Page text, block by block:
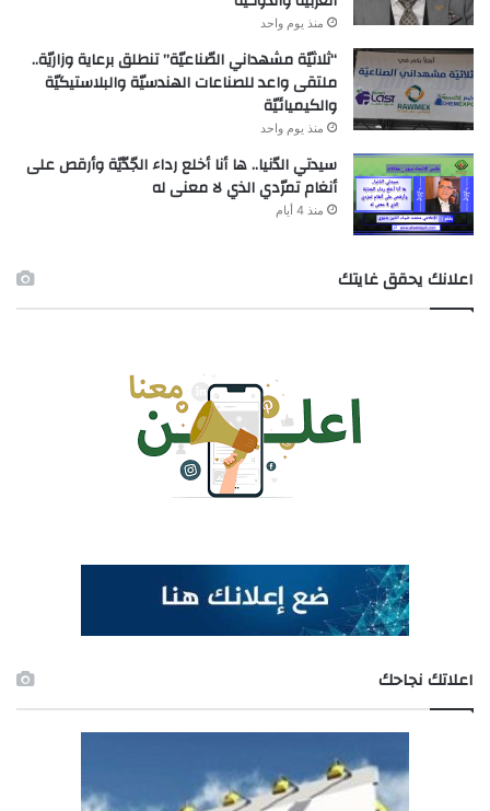
منذ يوم واحد
“ثلاثيّة مشهداني الصّناعيّة” تنطلق برعاية وزاريّة..
ملتقى واعد للصناعات الهندسيّة والبلاستيكيّة
والكيميائيّة
منذ يوم واحد
سيدتي الدّنيا.. ها أنا أخلع رداء الجّدّيّة وأرقص على
أنغام تمرّدي الذي لا معنى له
منذ 4 أيام
اعلانك يحقق غايتك
اعلاتك نجاحك